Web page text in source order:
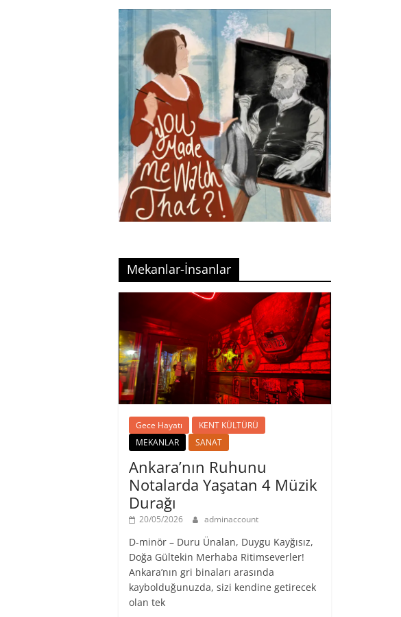
Mekanlar-İnsanlar
Gece Hayatı
KENT KÜLTÜRÜ
MEKANLAR
SANAT
Ankara’nın Ruhunu
Notalarda Yaşatan 4 Müzik
Durağı
20/05/2026 adminaccount
D-minör – Duru Ünalan, Duygu Kayğısız,
Doğa Gültekin Merhaba Ritimseverler!
Ankara’nın gri binaları arasında
kaybolduğunuzda, sizi kendine getirecek
olan tek